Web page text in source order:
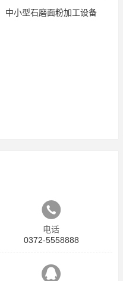
中小型石磨面粉加工设备
电话
0372-5558888